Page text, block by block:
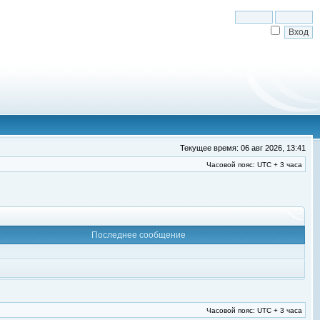
Текущее время: 06 авг 2026, 13:41
Часовой пояс: UTC + 3 часа
Последнее сообщение
Часовой пояс: UTC + 3 часа